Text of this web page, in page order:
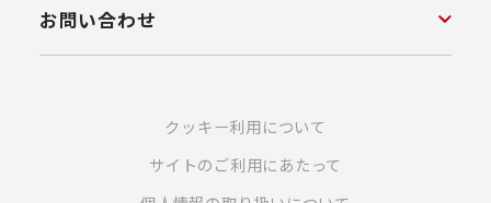
お問い合わせ
クッキー利用について
サイトのご利用にあたって